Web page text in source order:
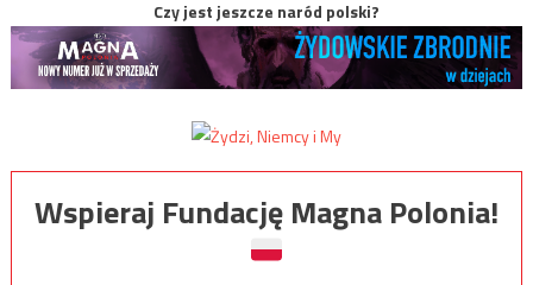
Czy jest jeszcze naród polski?
Wspieraj Fundację Magna Polonia!